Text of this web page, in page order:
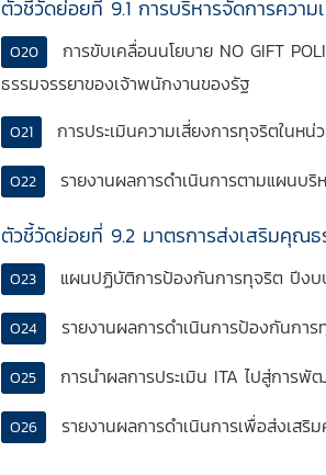
ตัวชี้วัดย่อยที่ 9.1 การบริหารจัดการความ
O20
การขับเคลื่อนนโยบาย NO GIFT
ธรรมจรรยาของเจ้าพนักงานของรัฐ
O21 การประเมินความเสี่ยงการทุจริตในห
O22 รายงานผลการดำเนินการตามแผนบ
ตัวชี้วัดย่อยที่ 9.2 มาตรการส่งเสริมคุณธ
O23 แผนปฏิบัติการป้องกันการทุจริต ปีง
O24 รายงานผลการดำเนินการป้องกันก
O25 การนำผลการประเมิน ITA ไปสู่การ
O26 รายงานผลการดำเนินการเพื่อส่งเส